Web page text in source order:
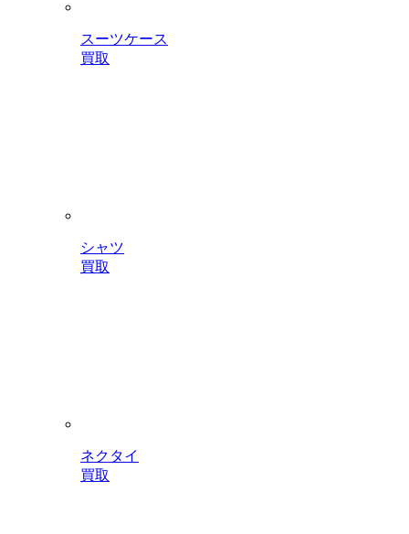
スーツケース
買取
シャツ
買取
ネクタイ
買取